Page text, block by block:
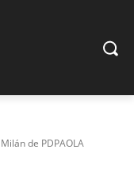
de PDPAOLA